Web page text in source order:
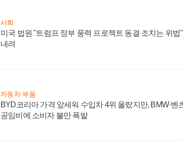
사회
미국 법원 "트럼프 정부 풍력 프로젝트 동결 조치는 위법
내려
자동차·부품
BYD코리아 가격 앞세워 수입차 4위 올랐지만, BMW·벤
공임비에 소비자 불만 폭발